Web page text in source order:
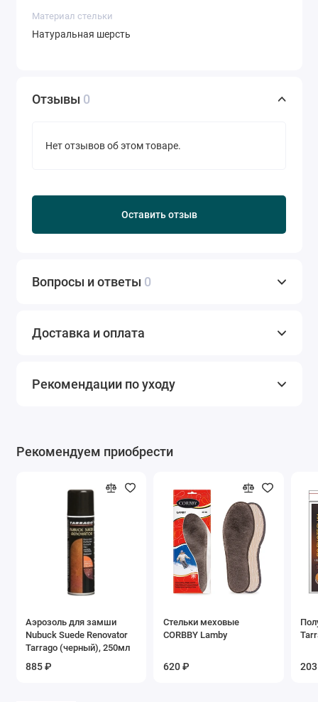
Материал стельки
Натуральная шерсть
Отзывы 0
Нет отзывов об этом товаре.
Оставить отзыв
Вопросы и ответы 0
Доставка и оплата
Рекомендации по уходу
Рекомендуем приобрести
Аэрозоль для замши
Nubuck Suede Renovator
Tarrago (черный), 250мл
885 ₽
Стельки меховые
CORBBY Lamby
620 ₽